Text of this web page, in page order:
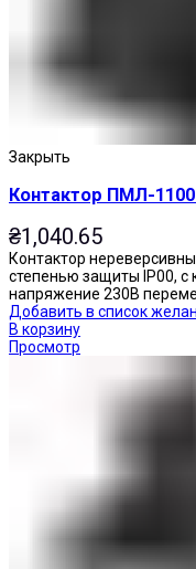
Закрыть
Контактор ПМЛ-
₴1,040.65
Контактор
степенью защиты IP00, с
напряжение 230В
Добавить в список
В корзину
Просмотр